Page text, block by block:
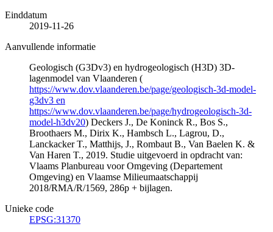
Einddatum
2019-11-26
Aanvullende informatie
Geologisch (G3Dv3) en hydrogeologisch (H3D) 3D-
lagenmodel van Vlaanderen (
https://www.dov.vlaanderen.be/page/geologisch-3d-model-
g3dv3 en
https://www.dov.vlaanderen.be/page/hydrogeologisch-3d-
model-h3dv20) Deckers J., De Koninck R., Bos S.,
Broothaers M., Dirix K., Hambsch L., Lagrou, D.,
Lanckacker T., Matthijs, J., Rombaut B., Van Baelen K. &
Van Haren T., 2019. Studie uitgevoerd in opdracht van:
Vlaams Planbureau voor Omgeving (Departement
Omgeving) en Vlaamse Milieumaatschappij
2018/RMA/R/1569, 286p + bijlagen.
Unieke code
EPSG:31370